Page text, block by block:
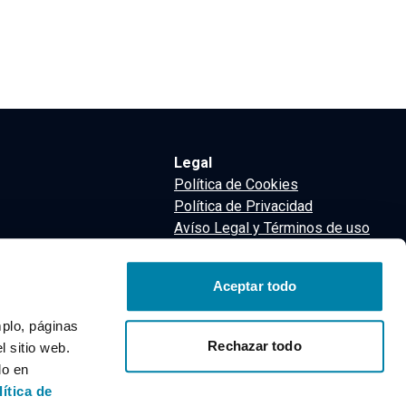
páginas
sitio web.
en
de
Aceptar todo
Rechazar todo
Legal
Política de Cookies
Política de Privacidad
Avíso Legal y Términos de uso